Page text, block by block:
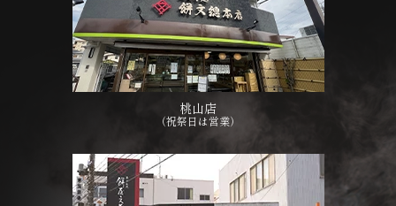
桃山店
（祝祭日は営業）